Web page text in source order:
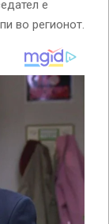
е
во регионот.